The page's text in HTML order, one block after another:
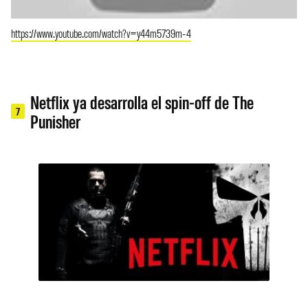
https://www.youtube.com/watch?v=y44m5739m-4
7
Netflix ya desarrolla el spin-off de The
Punisher